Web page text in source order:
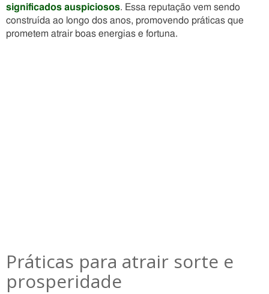
significados auspiciosos. Essa reputação vem sendo
construída ao longo dos anos, promovendo práticas que
prometem atrair boas energias e fortuna.
Práticas para atrair sorte e
prosperidade